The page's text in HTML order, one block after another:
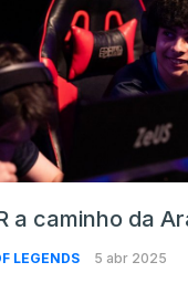
a caminho da
LEGENDS 5 abr 2025